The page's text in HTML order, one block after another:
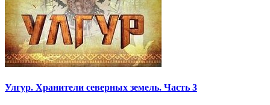
Улгур. Хранители северных земель. Часть 3